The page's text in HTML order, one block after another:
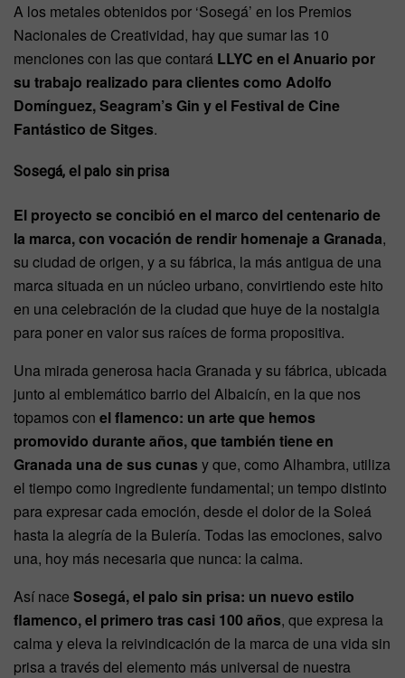
A los metales obtenidos por ‘Sosegá’ en los Premios
Nacionales de Creatividad, hay que sumar las 10
menciones con las que contará LLYC en el Anuario por
su trabajo realizado para clientes como Adolfo
Domínguez, Seagram’s Gin y el Festival de Cine
Fantástico de Sitges.
Sosegá, el palo sin prisa
El proyecto se concibió en el marco del centenario de
la marca, con vocación de rendir homenaje a Granada,
su ciudad de origen, y a su fábrica, la más antigua de una
marca situada en un núcleo urbano, convirtiendo este hito
en una celebración de la ciudad que huye de la nostalgia
para poner en valor sus raíces de forma propositiva.
Una mirada generosa hacia Granada y su fábrica, ubicada
junto al emblemático barrio del Albaicín, en la que nos
topamos con el flamenco: un arte que hemos
promovido durante años, que también tiene en
Granada una de sus cunas y que, como Alhambra, utiliza
el tiempo como ingrediente fundamental; un tempo distinto
para expresar cada emoción, desde el dolor de la Soleá
hasta la alegría de la Bulería. Todas las emociones, salvo
una, hoy más necesaria que nunca: la calma.
Así nace Sosegá, el palo sin prisa: un nuevo estilo
flamenco, el primero tras casi 100 años, que expresa la
calma y eleva la reivindicación de la marca de una vida sin
prisa a través del elemento más universal de nuestra